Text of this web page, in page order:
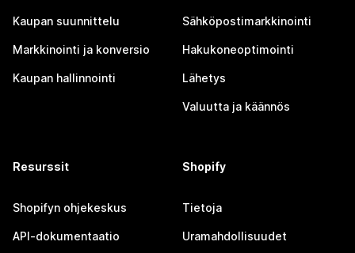
Kaupan suunnittelu
Markkinointi ja konversio
Kaupan hallinnointi
Sähköpostimarkkinointi
Hakukoneoptimointi
Lähetys
Valuutta ja käännös
Resurssit
Shopifyn ohjekeskus
API-dokumentaatio
Shopify
Tietoja
Uramahdollisuudet